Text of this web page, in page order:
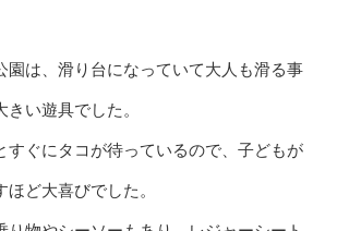
園は、滑り台になっていて大人も滑る事
い遊具でした。
すぐにタコが待っているので、子どもが
ど大喜びでした。